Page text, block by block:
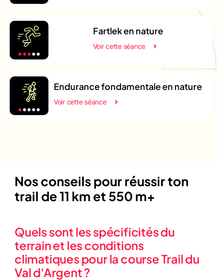
Fartlek en nature
Voir cette séance
Endurance fondamentale en nature
Voir cette séance
Nos conseils pour réussir ton
trail de 11 km et 550 m+
Quels sont les spécificités du
terrain et les conditions
climatiques pour la course Trail du
Val d'Argent ?